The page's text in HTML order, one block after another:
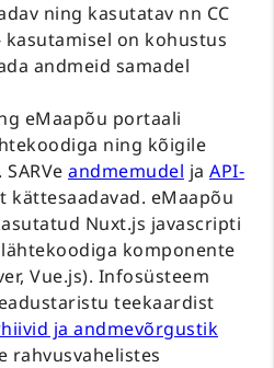
ning kasutatav nn CC
kasutamisel on kohustus
andmeid samadel
eMaapõu portaali
ning kõigile
SARVe andmemudel ja API-
kättesaadavad. eMaapõu
Nuxt.js javascripti
komponente
Vue.js). Infosüsteem
teekaardist
ja andmevõrgustik
rahvusvahelistes